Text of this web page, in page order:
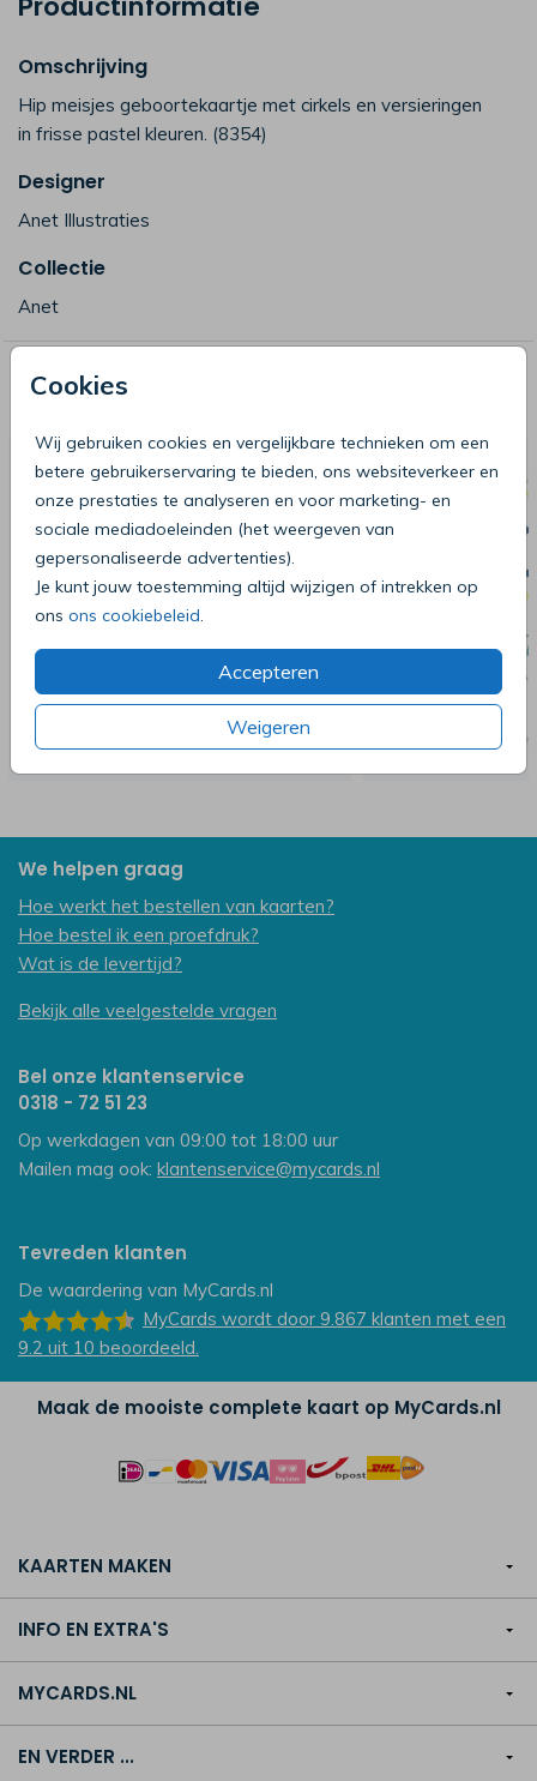
Cookies
Wij gebruiken cookies en vergelijkbare technieken om een
betere gebruikerservaring te bieden, ons websiteverkeer en
onze prestaties te analyseren en voor marketing- en
sociale mediadoeleinden (het weergeven van
gepersonaliseerde advertenties).
Je kunt jouw toestemming altijd wijzigen of intrekken op
ons ons cookiebeleid
Accepteren
Weigeren
Omschrijving
Hip meisjes geboortekaartje met cirkels en versieringen
in frisse pastel kleuren. (8354)
Designer
Anet Illustraties
Collectie
Anet
Deze producten zijn wellicht ook iets
We helpen graag
Hoe werkt het bestellen van kaarten?
Hoe bestel ik een proefdruk?
Wat is de levertijd?
Bekijk alle veelgestelde vragen
Bel onze klantenservice
0318 - 72 51 23
Op werkdagen van 09:00 tot 18:00 uur
Mailen mag ook: klantenservice@mycards.nl
Tevreden klanten
De waardering van MyCards.nl
MyCards wordt door 9.867 klanten met een
9.2 uit 10 beoordeeld.
Maak de mooiste complete kaart op MyCards.nl
KAARTEN MAKEN
INFO EN EXTRA'S
MYCARDS.NL
EN VERDER ...